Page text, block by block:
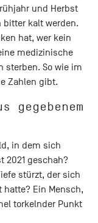
und Herbst
bitter kalt werden.
hat, wer kein
medizinische
sterben. So wie im
Zahlen gibt.
gegebenem
in dem sich
2021 geschah?
stürzt, der sich
Ein Mensch,
torkelnder Punkt